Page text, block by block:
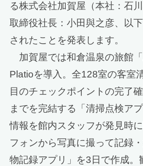
る株式会社加賀屋（本社：石
取締役社長：小田與之彦、以
されたことを発表します。
加賀屋では和倉温泉の旅館
Platioを導入。全128室の客室
目のチェックポイントの完了
までを完結する「清掃点検ア
情報を館内スタッフが発見時
フォンから写真に撮って記録
物記録アプリ」を3日で作成。